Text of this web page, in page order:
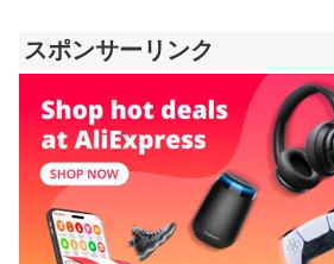
スポンサーリンク